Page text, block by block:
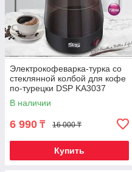
Электрокофеварка-турка со
стеклянной колбой для кофе
по-турецки DSP KA3037
(Черный)
В наличии
6 990 ₸ 16 000 ₸
Купить